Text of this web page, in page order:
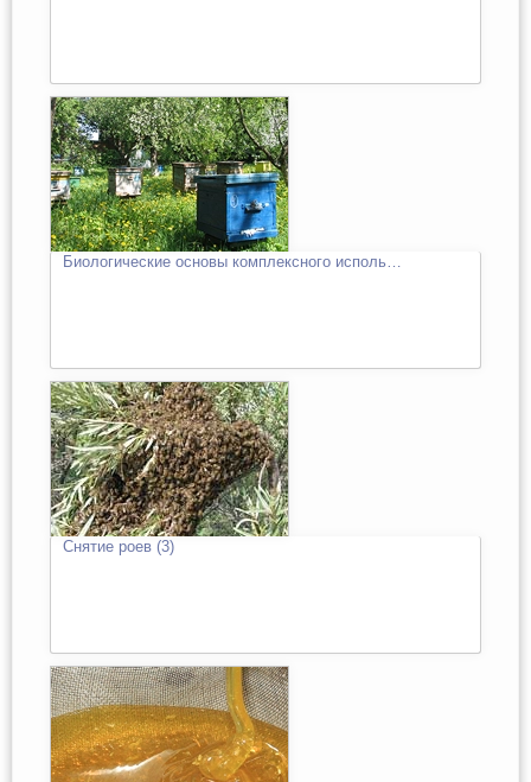
Биологические основы комплексного исполь…
Снятие роев (3)